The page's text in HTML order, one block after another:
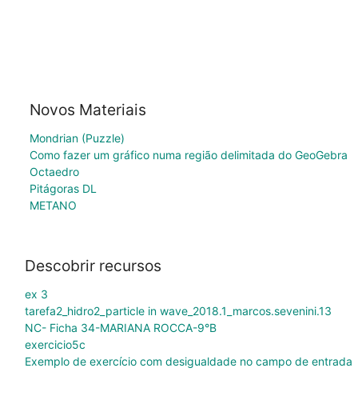
Novos Materiais
Mondrian (Puzzle)
Como fazer um gráfico numa região delimitada do GeoGebra
Octaedro
Pitágoras DL
METANO
Descobrir recursos
ex 3
tarefa2_hidro2_particle in wave_2018.1_marcos.sevenini.13
NC- Ficha 34-MARIANA ROCCA-9°B
exercicio5c
Exemplo de exercício com desigualdade no campo de entrada